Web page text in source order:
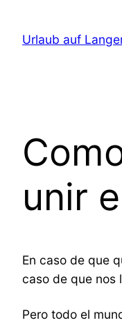
InhaltUrlaub auf
unir
En caso de que
caso de que nos
Pero todo el